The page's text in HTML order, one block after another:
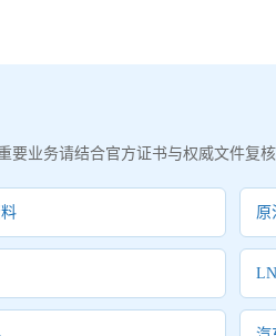
要业务请结合官方证书与权威文件复
原